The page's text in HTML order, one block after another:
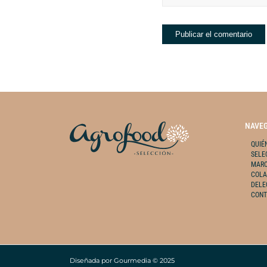
Diseñada por Gourmedia © 2025